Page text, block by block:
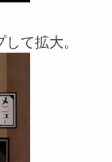
て拡大。